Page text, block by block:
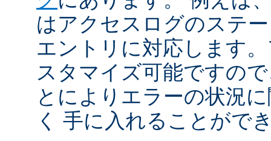
はアクセスログのステ
エントリに対応します
スタマイズ可能ですの
とによりエラーの状況
く 手に入れることがで